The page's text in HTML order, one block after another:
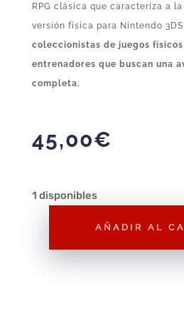
RPG clásica que caracteriza a la
versión física para Nintendo
coleccionistas de juegos
entrenadores que buscan una
completa.
45,00€
1 disponibles
AÑADIR AL